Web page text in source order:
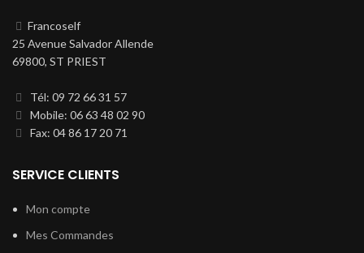
Francoself
25 Avenue Salvador Allende
69800, ST PRIEST
Tél: 09 72 66 31 57
Mobile: 06 63 48 02 90
Fax: 04 86 17 20 71
SERVICE CLIENTS
Mon compte
Mes Commandes